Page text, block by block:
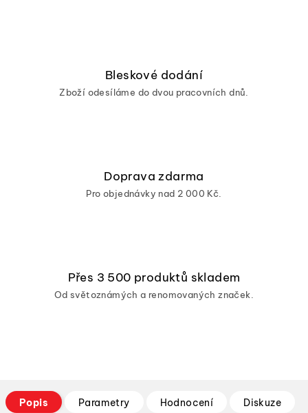
Bleskové dodání
Zboží odesíláme do dvou pracovních dnů.
Doprava zdarma
Pro objednávky nad 2 000 Kč.
Přes 3 500 produktů skladem
Od světoznámých a renomovaných značek.
Popis Parametry Hodnocení Diskuze